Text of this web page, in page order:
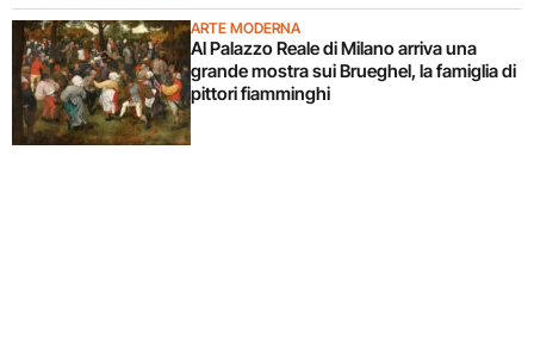
ARTE MODERNA
Al Palazzo Reale di Milano arriva una
grande mostra sui Brueghel, la famiglia di
pittori fiamminghi